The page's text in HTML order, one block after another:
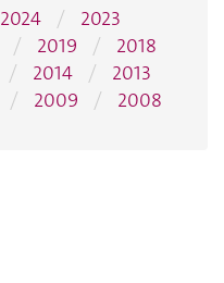
2024
2023
2019
2018
2014
2013
2009
2008